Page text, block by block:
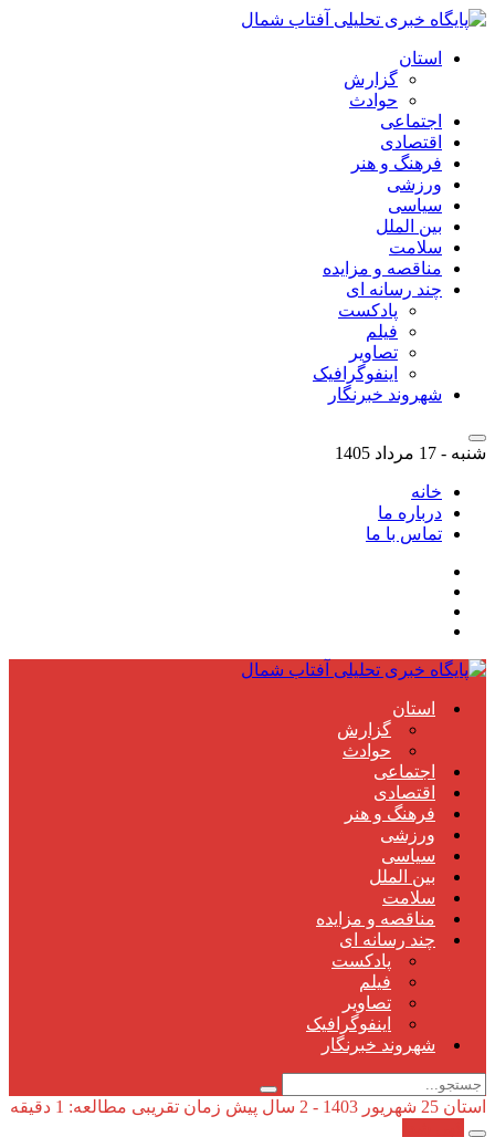
استان
گزارش
حوادث
اجتماعی
اقتصادی
فرهنگ و هنر
ورزشی
سیاسی
بین الملل
سلامت
مناقصه و مزایده
چند رسانه ای
پادکست
فیلم
تصاویر
اینفوگرافیک
شهروند خبرنگار
شنبه - 17 مرداد 1405
خانه
درباره ما
تماس با ما
استان
گزارش
حوادث
اجتماعی
اقتصادی
فرهنگ و هنر
ورزشی
سیاسی
بین الملل
سلامت
مناقصه و مزایده
چند رسانه ای
پادکست
فیلم
تصاویر
اینفوگرافیک
شهروند خبرنگار
استان 25 شهریور 1403 - 2 سال پیش
زمان تقریبی مطالعه: 1 دقیقه